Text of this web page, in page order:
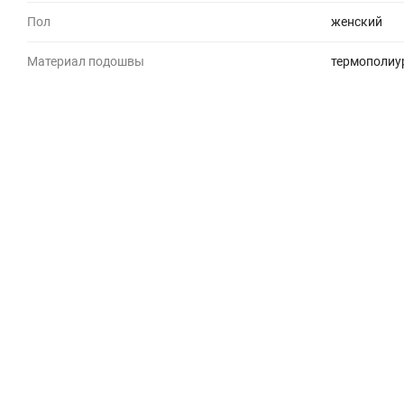
Пол женский
Материал подошвы